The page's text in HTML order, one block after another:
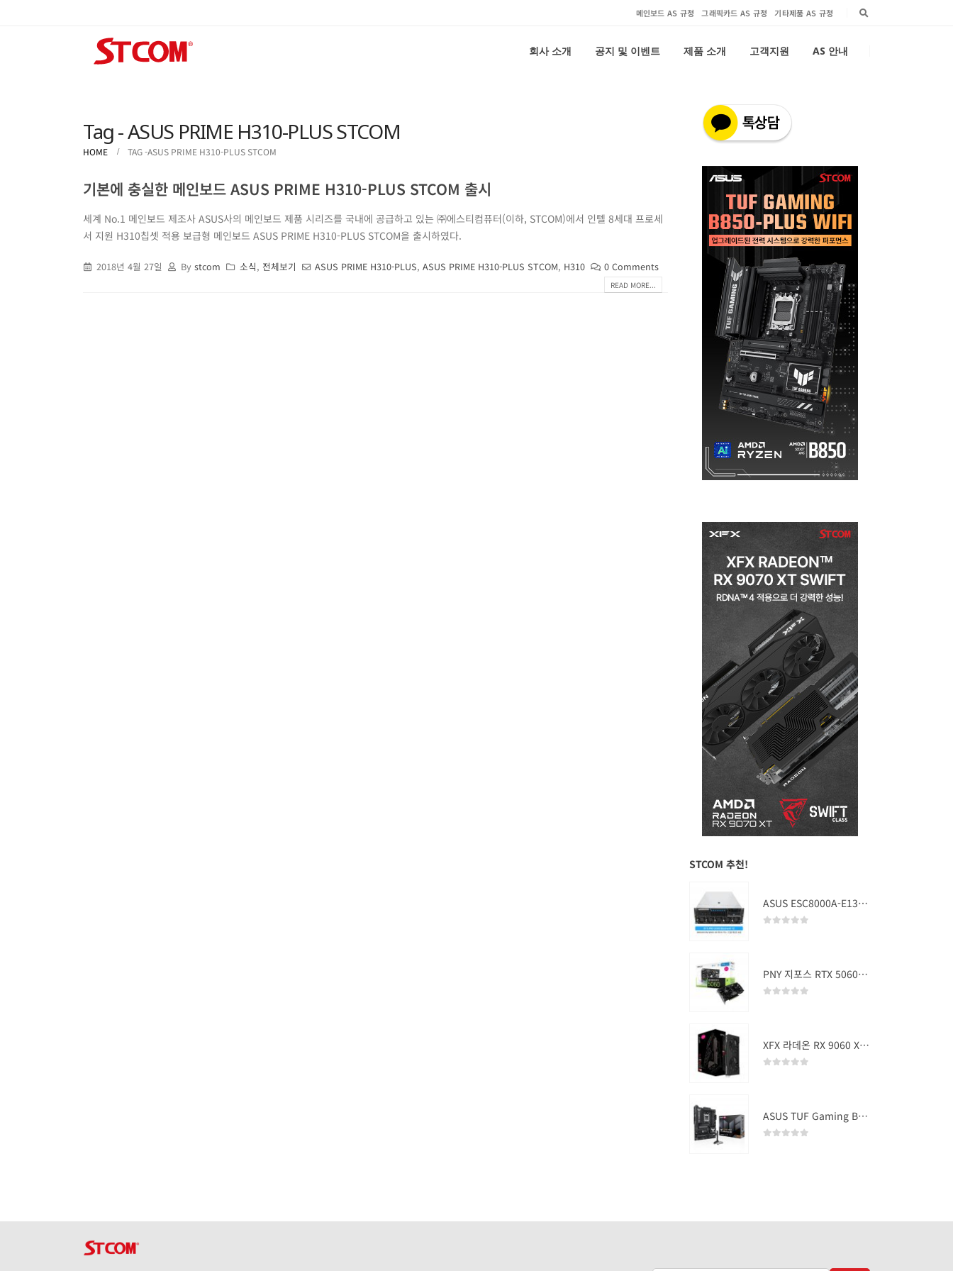
메인보드 AS 규정 그래픽카드 AS 규정 기타제품 AS 규정
회사 소개 공지 및 이벤트 제품 소개 고객지원 AS 안내
Tag - ASUS PRIME H310-PLUS STCOM
HOME TAG -ASUS PRIME H310-PLUS STCOM
기본에 충실한 메인보드 ASUS PRIME H310-PLUS STCOM 출시
세계 No.1 메인보드 제조사 ASUS사의 메인보드 제품 시리즈를 국내에 공급하고 있는 ㈜에스티컴퓨터(이하, STCOM)에서 인텔 8세대 프로세
서 지원 H310칩셋 적용 보급형 메인보드 ASUS PRIME H310-PLUS STCOM을 출시하였다.
2018년 4월 27일 Bystcom 소식, 전체보기 ASUS PRIME H310-PLUS,ASUS PRIME H310-PLUS STCOM, H310 0 Comments
READ MORE...
STCOM 추천!
ASUS ESC8000A-E13 (RTX PRO 5000 Blackwell x2)
PNY 지포스 RTX 5060 OC D7 8GB Dual Fan
XFX 라데온 RX 9060 XT SWIFT DUAL OC D6 16GB
ASUS TUF Gaming B850-PLUS WIFI